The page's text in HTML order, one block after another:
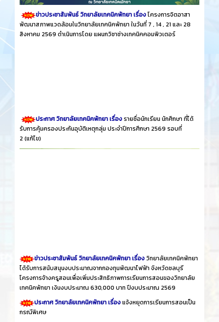
ข่าวประชาสัมพันธ์ วิทยาลัยเทคนิคพัทยา เรื่องโครงการจิตอาสา
พัฒนาสภาพแวดล้อมในวิทยาลัยเทคนิคพัทยา ในวันที่ 7 , 14 , 21 และ 28
สิงหาคม 2569 ดำเนินการโดย แผนกวิชาช่างเทคนิคคอมพิวเตอร์
ประกาศ วิทยาลัยเทคนิคพัทยา เรื่องรายชื่อนักเรียน นักศึกษา ที่ได้
รับการคุ้มครองประกันอุบัติเหตุกลุ่ม ประจำปีการศึกษา 2569 รอบที่
2 (แก้ไข)
ข่าวประชาสัมพันธ์ วิทยาลัยเทคนิคพัทยา เรื่องวิทยาลัยเทคนิคพัทยา
ได้รับการสนับสนุนงบประมาณจากกองทุนพัฒนาไฟฟ้า จังหวัดชลบุรี
โครงการจ้างครูสอนเพื่อเพิ่มประสิทธิภาพการเรียนการสอนของวิทยาลัย
เทคนิคพัทยา เงินงบประมาณ 630,000 บาท ปีงบประมาณ 2569
ประกาศ วิทยาลัยเทคนิคพัทยา เรื่องแจ้งหยุดการเรียนการสอนเป็น
กรณีพิเศษ